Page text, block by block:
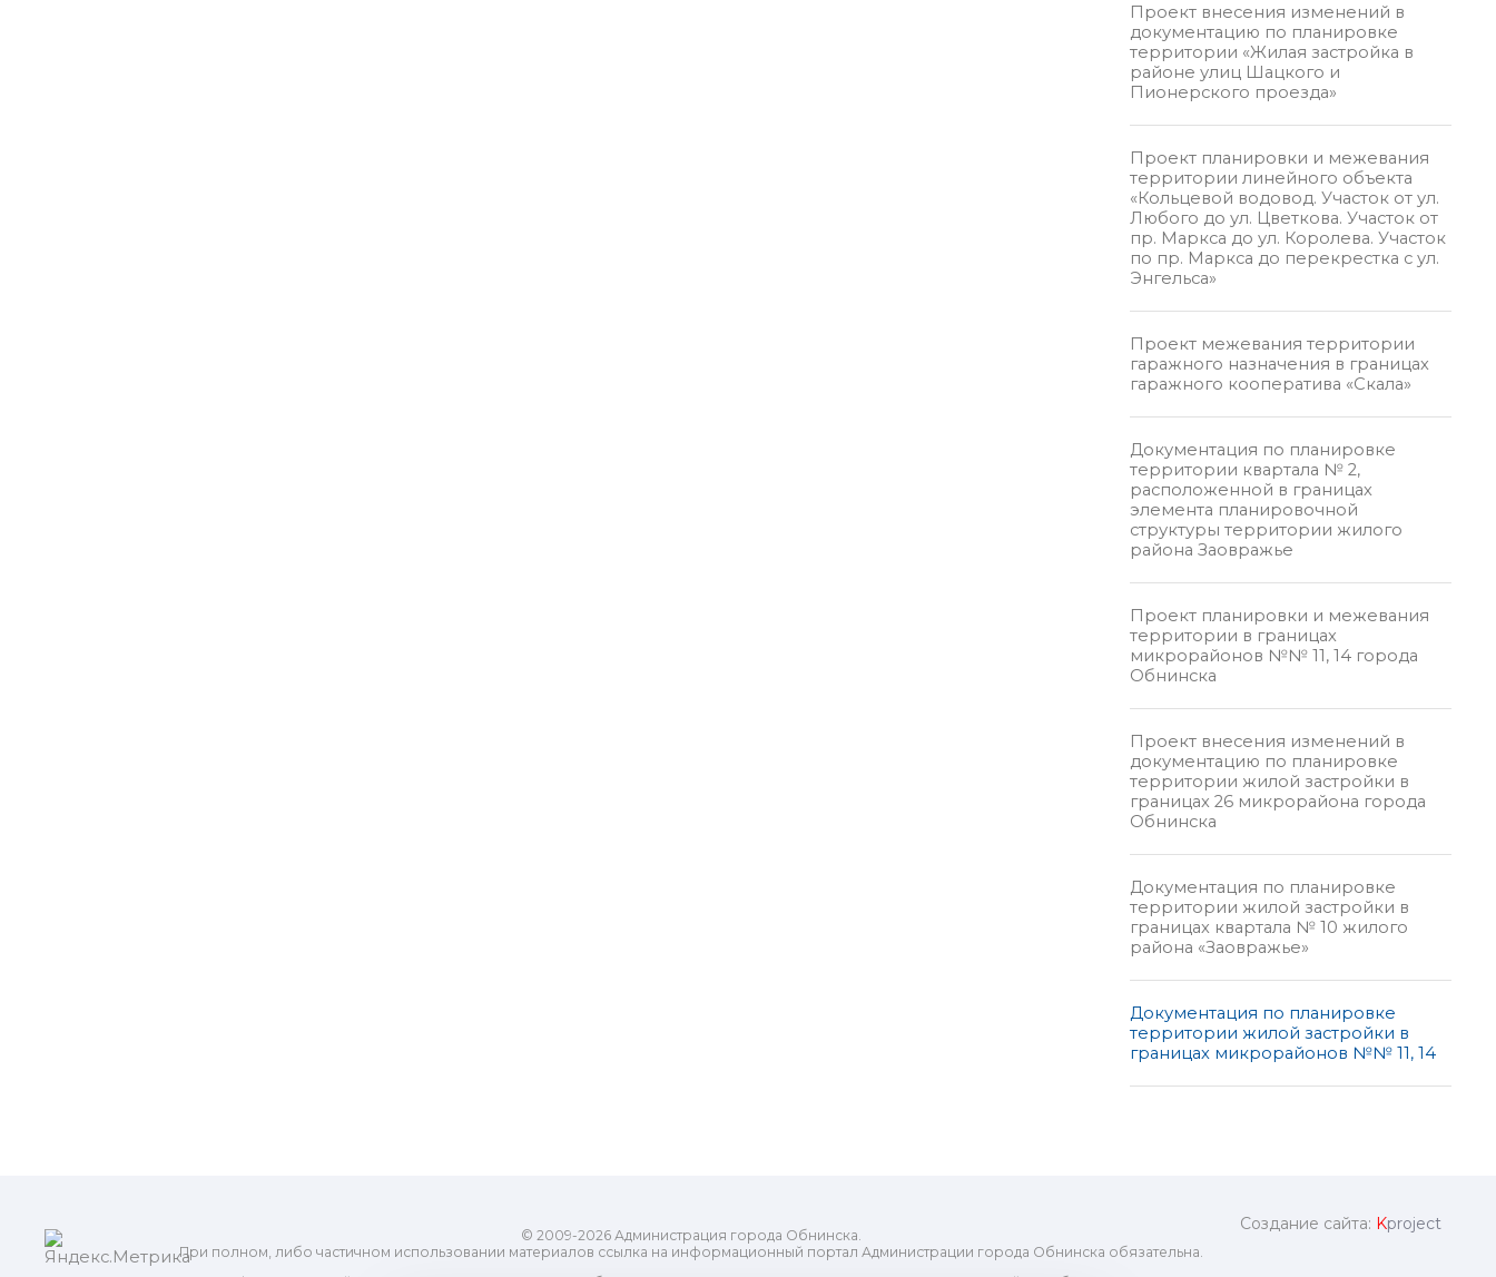
Проект внесения изменений в
документацию по планировке
территории «Жилая застройка в
районе улиц Шацкого и
Пионерского проезда»
Проект планировки и межевания
территории линейного объекта
«Кольцевой водовод. Участок от ул.
Любого до ул. Цветкова. Участок от
пр. Маркса до ул. Королева. Участок
по пр. Маркса до перекрестка с ул.
Энгельса»
Проект межевания территории
гаражного назначения в границах
гаражного кооператива «Скала»
Документация по планировке
территории квартала № 2,
расположенной в границах
элемента планировочной
структуры территории жилого
района Заовражье
Проект планировки и межевания
территории в границах
микрорайонов №№ 11, 14 города
Обнинска
Проект внесения изменений в
документацию по планировке
территории жилой застройки в
границах 26 микрорайона города
Обнинска
Документация по планировке
территории жилой застройки в
границах квартала № 10 жилого
района «Заовражье»
Документация по планировке
территории жилой застройки в
границах микрорайонов №№ 11, 14
© 2009-2026 Администрация города Обнинска.
При полном, либо частичном использовании материалов ссылка на информационный портал Администрации города Обнинска обязательна.
Создание сайта: Kproject